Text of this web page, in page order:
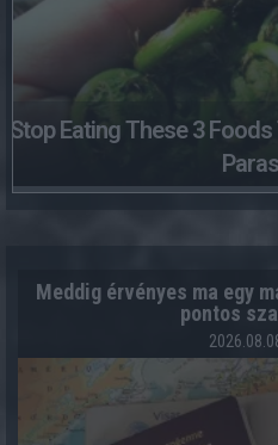
Stop Eating These 3
Meddig érvényes ma egy
pontos